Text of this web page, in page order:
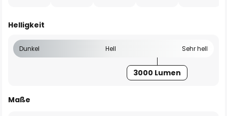
Helligkeit
Dunkel Hell Sehr hell
3000 Lumen
Maße